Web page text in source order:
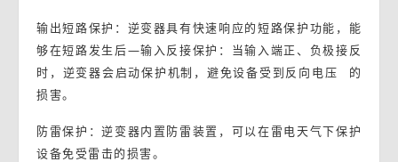
输出短路保护：逆变器具有快速响应的短路保护功能，能
够在短路发生后—输入反接保护：当输入端正、负极接反
时，逆变器会启动保护机制，避免设备受到反向电压
的
损害。
防雷保护：逆变器内置防雷装置，可以在雷电天气下保护
设备免受雷击的损害。